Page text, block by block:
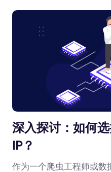
深入探讨：如何
IP？
作为一个爬虫工程师或数